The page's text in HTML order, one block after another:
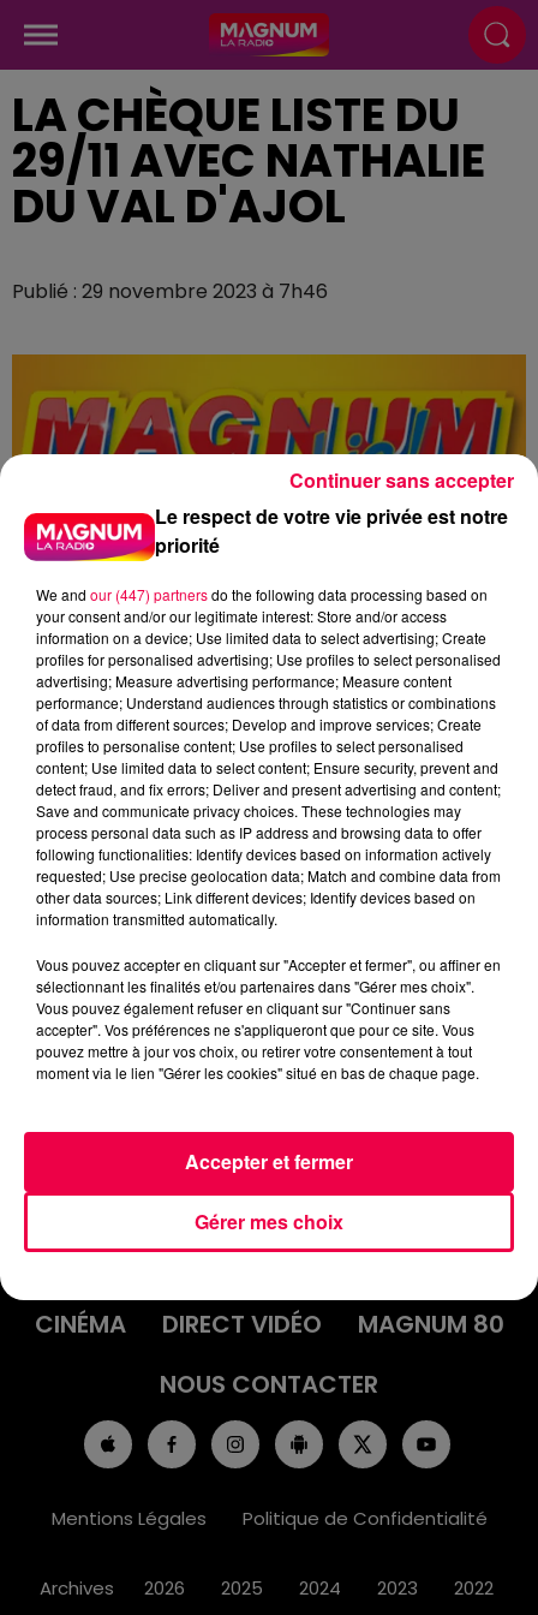
LA CHÈQUE LISTE DU
29/11 AVEC NATHALIE
DU VAL D'AJOL
Publié : 29 novembre 2023 à 7h46
Flash infos
Crédit :Flash infos
podcasts/2023/11/chq-291123.mp3
ACCUEIL INFOS
EMISSIONS
CINÉMA
DIRECT VIDÉO
MAGNUM 80
NOUS CONTACTER
Mentions Légales Politique de Confidentialité
Archives 2026 2025 2024 2023 2022
Le respect de votre vie privée est notre
priorité
We and our (447) partnersdo the following data processing based on
your consent and/or our legitimate interest: Store and/or access
information on a device; Use limited data to select advertising; Create
profiles for personalised advertising; Use profiles to select personalised
advertising; Measure advertising performance; Measure content
performance; Understand audiences through statistics or combinations
of data from different sources; Develop and improve services; Create
profiles to personalise content; Use profiles to select personalised
content; Use limited data to select content; Ensure security, prevent and
detect fraud, and fix errors; Deliver and present advertising and content;
Save and communicate privacy choices. These technologies may
process personal data such as IP address and browsing data to offer
following functionalities: Identify devices based on information actively
requested; Use precise geolocation data; Match and combine data from
other data sources; Link different devices; Identify devices based on
information transmitted automatically.
Vous pouvez accepter en cliquant sur "Accepter et fermer", ou affiner en
sélectionnant les finalités et/ou partenaires dans "Gérer mes choix".
Vous pouvez également refuser en cliquant sur "Continuer sans
accepter". Vos préférences ne s'appliqueront que pour ce site. Vous
pouvez mettre à jour vos choix, ou retirer votre consentement à tout
moment via le lien "Gérer les cookies" situé en bas de chaque page.
Gérer mes choix
Accepter et fermer
Continuer sans accepter